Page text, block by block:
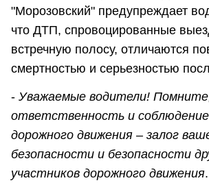
"Морозовский" предупреждает
что ДТП, спровоцированные
встречную полосу, отличаются
смертностью и серьезностью
- Уважаемые водители!
ответственность и
дорожного движения – залог
безопасности и безопасности
участников дорожного движения